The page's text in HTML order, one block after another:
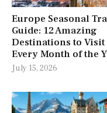
Europe Seasonal
Guide: 12 Amazing
Destinations to Visit
Every Month of the
July 15, 2026